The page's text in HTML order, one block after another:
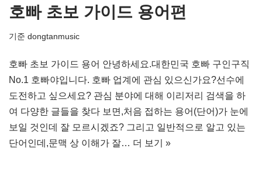
호빠 초보 가이드 용어편
기준 dongtanmusic
호빠 초보 가이드 용어 안녕하세요.대한민국 호빠 구인구직
No.1 호빠야입니다. 호빠 업계에 관심 있으신가요?선수에
도전하고 싶으세요? 관심 분야에 대해 이리저리 검색을 하
여 다양한 글들을 찾다 보면,처음 접하는 용어(단어)가 눈에
보일 것인데 잘 모르시겠죠? 그리고 일반적으로 알고 있는
단어인데,문맥 상 이해가 잘… 더 보기 »